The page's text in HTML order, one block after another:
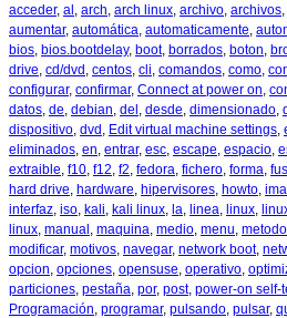
acceder, al , arch, arch linux, archivo, archivos,
aumentar, automática, automaticamente,
bios, bios.bootdelay, boot, borrados, boton,
drive, cd/dvd , centos, cli, comandos, como,
configurar, confirmar, Connect at power on,
datos, de, debian, del , desde, dimensionado,
dispositivo, dvd , Edit virtual machine settings,
eliminados, en, entrar, esc, escape, espacio,
extraible, f10, f12, f2, fedora, fichero, forma,
hard drive, hardware, hipervisores, howto,
interfaz, iso, kali, kali linux, la, linea, linux,
linux, manual , maquina, medio, menu, metodo
modificar, motivos, navegar, network boot,
opcion, opciones, opensuse, operativo,
particiones, pestaña, por, post, power-on self-
Programación, programar, pulsando, pulsar,